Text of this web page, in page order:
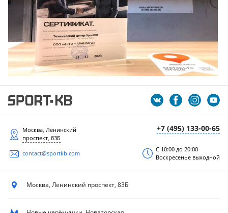
+7 (495) 133-00-65
Москва, Ленинский
проспект, 83Б
contact@sportkb.com
С 10:00 до 20:00
Воскресенье выходной
Москва, Ленинский проспект, 83Б